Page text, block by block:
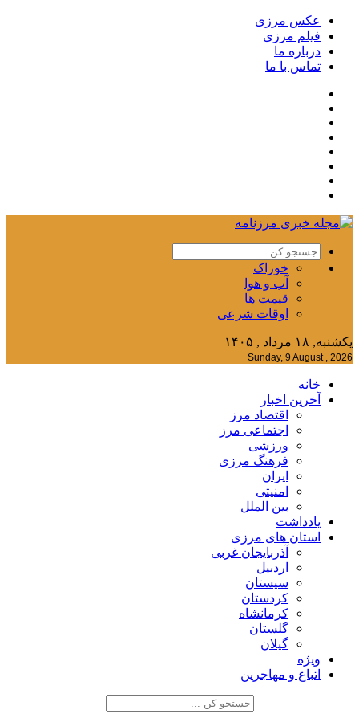
عکس مرزی
فیلم مرزی
درباره ما
تماس با ما
خوراک
آب و هوا
قیمت ها
اوقات شرعی
یکشنبه, ۱۸ مرداد , ۱۴۰۵
Sunday, 9 August , 2026
خانه
آخرین اخبار
اقتصاد مرز
اجتماعی مرز
ورزشی
فرهنگ مرزی
ایران
امنیتی
بین الملل
یادداشت
استان های مرزی
آذربایجان غربی
اردبیل
سیستان
کردستان
کرمانشاه
گلستان
گیلان
ویژه
اتباع و مهاجرین